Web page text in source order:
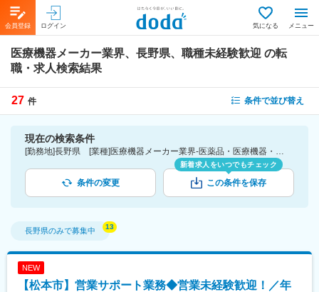
会員登録 ログイン 気になる メニュー
医療機器メーカー業界、長野県、職種未経験歓迎 の転
職・求人検索結果
27 件 条件で並び替え
現在の検索条件
[勤務地]長野県 [業種]医療機器メーカー業界-医薬品・医療機器・ライフサイエンス・医療系サービス [こだわり条件ピックアップ]職種未経験歓迎 [詳細条件](募集・採用情報)職種未経験歓迎
条件の変更
新着求人をいつでもチェック
この条件を保存
長野県のみで募集中
NEW
【松本市】営業サポート業務◆営業未経験歓迎！／年